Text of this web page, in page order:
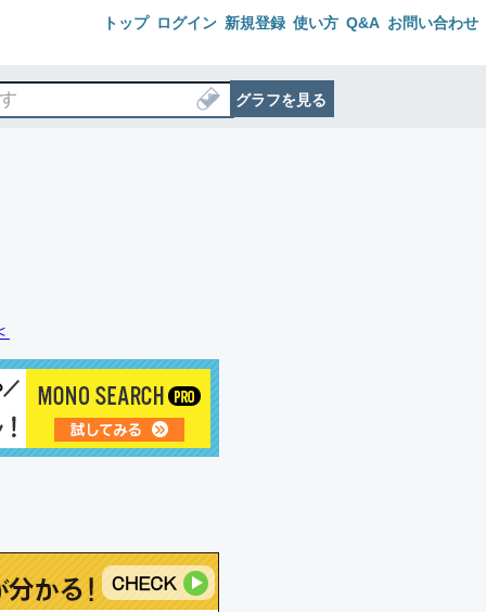
トップ ログイン 新規登録 使い方 Q&A お問い合わせ
グラフを見る